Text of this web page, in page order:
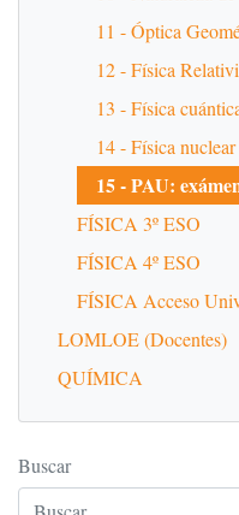
11 - Óptica
12 - Física
13 - Física
14 - Física nuclear
15 - PAU:
FÍSICA 3º ESO
FÍSICA 4º ESO
FÍSICA Acceso
LOMLOE (Docentes)
QUÍMICA
Buscar